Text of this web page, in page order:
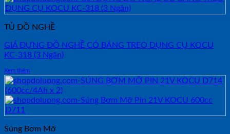
TỦ ĐỒ NGHỀ
GIÁ ĐỰNG ĐỒ NGHỀ CÓ BẢNG TREO DỤNG CỤ KOCU
KC-318 (3 Ngăn)
Xem thêm
Súng Bơm Mỡ